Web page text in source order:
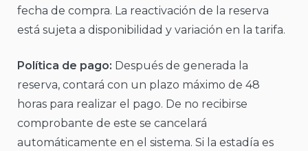
fecha de compra. La reactivación de la reserva
está sujeta a disponibilidad y variación en la tarifa.
Política de pago: Después de generada la
reserva, contará con un plazo máximo de 48
horas para realizar el pago. De no recibirse
comprobante de este se cancelará
automáticamente en el sistema. Si la estadía es